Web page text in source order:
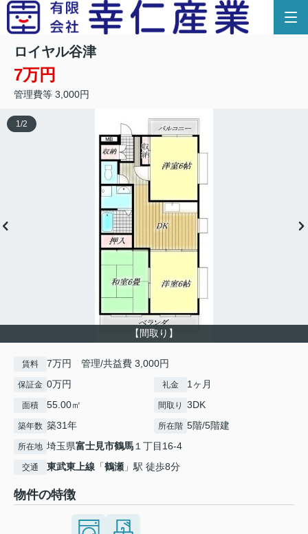
ロイヤル谷津
7万円
管理費等 3,000円
【間取り】
1/2
賃料 7万円 管理/共益費 3,000円
保証金 0万円 礼金 1ヶ月
面積 55.00㎡ 間取り 3DK
築年数 築31年 所在階 5階/5階建
所在地 埼玉県富士見市鶴馬１丁目16-4
交通 東武東上線 「鶴瀬 」駅 徒歩8分
物件の特徴